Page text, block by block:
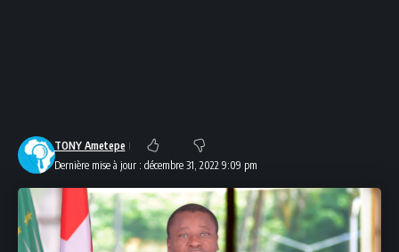
Dernière mise à jour : décembre 31, 2022 9:09 pm
TONY Ametepe